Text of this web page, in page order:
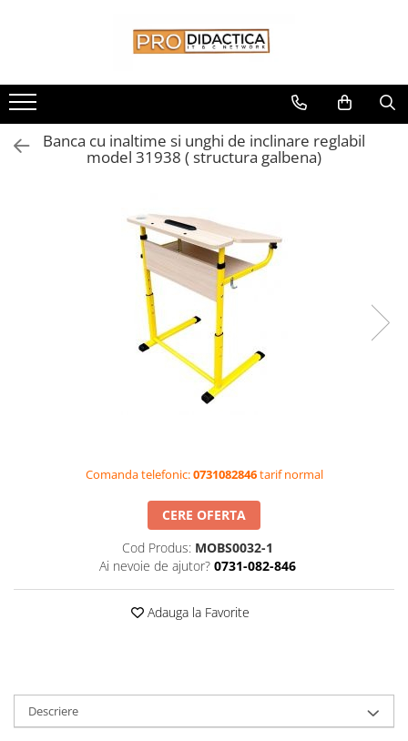
Oferta PNRR/PNRAS
Pachete Echipamente Sali Clasa
Pachete Echipamente Sala Clasa
Display-uri Interactive
Suporti/Standuri/Accesorii
Imprimante si Multifunctionale
Imprimante si Scanere 3D
Videoconferinta si Colaborare
Camere Videoconferinta
Tehnologie Educationala
Oferta Mobilier Clasa
Table/Display-uri Interactive
Banca cu inaltime si unghi de inclinare reglabil
model 31938 ( structura galbena)
Comanda telefonic:0731082846tarif normal
CERE OFERTA
Cod Produs: MOBS0032-1
Ai nevoie de ajutor? 0731-082-846
Adauga la Favorite
Descriere